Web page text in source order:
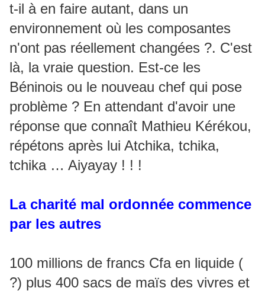
t-il à en faire autant, dans un
environnement où les composantes
n'ont pas réellement changées ?. C'est
là, la vraie question. Est-ce les
Béninois ou le nouveau chef qui pose
problème ? En attendant d'avoir une
réponse que connaît Mathieu Kérékou,
répétons après lui Atchika, tchika,
tchika … Aiyayay ! ! !
La charité mal ordonnée commence
par les autres
100 millions de francs Cfa en liquide (
?) plus 400 sacs de maïs des vivres et